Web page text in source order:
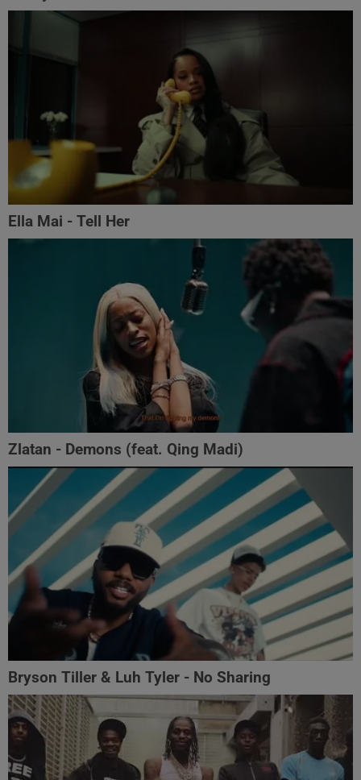
Ella Mai - Tell Her
Zlatan - Demons (feat. Qing Madi)
Bryson Tiller & Luh Tyler - No Sharing